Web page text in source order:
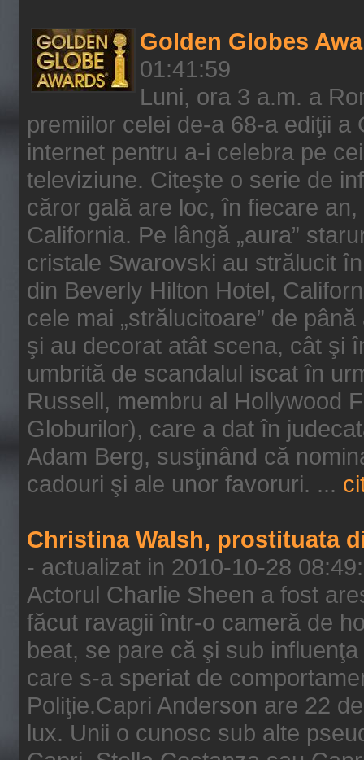
Golden Globes
01:41:59
Luni, ora 3 a.m. a
premiilor celei de-a 68-a ediţii
internet pentru a-i celebra pe
televiziune. Citeşte o serie de
căror gală are loc, în fiecare
California. Pe lângă „aura”
cristale Swarovski au strălucit
din Beverly Hilton Hotel,
cele mai „strălucitoare” de
şi au decorat atât scena, cât şi
umbrită de scandalul iscat în
Russell, membru al Hollywood
Globurilor), care a dat în
Adam Berg, susţinând că
cadouri şi ale unor favoruri. ...
Christina Walsh, prostituata
- actualizat in 2010-10-28
Actorul Charlie Sheen a fost
făcut ravagii într-o cameră de
beat, se pare că şi sub
care s-a speriat de
Poliţie.Capri Anderson are 22
lux. Unii o cunosc sub alte